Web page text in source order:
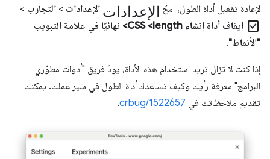
لإعادة تفعيل أداة الطول، امحُ الإعدادات الإعدادات > التجارب >
check_box
إيقاف أداة إنشاء CSS <length> نهائيًا في علامة التبويب
"الأنماط".
إذا كنت لا تزال تريد استخدام هذه الأداة، يودّ فريق "أدوات مطوّري
البرامج" معرفة رأيك وكيف تساعدك أداة الطول في سير عملك. يمكنك
تقديم ملاحظاتك في crbug/1522657
.